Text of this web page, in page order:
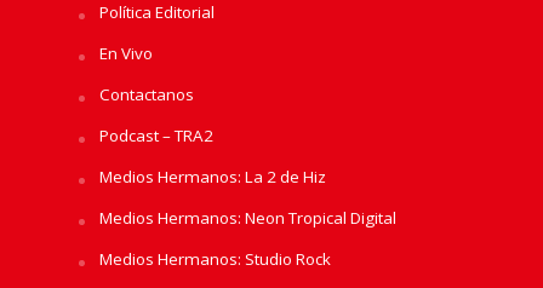
Política Editorial
En Vivo
Contactanos
Podcast – TRA2
Medios Hermanos: La 2 de Hiz
Medios Hermanos: Neon Tropical Digital
Medios Hermanos: Studio Rock